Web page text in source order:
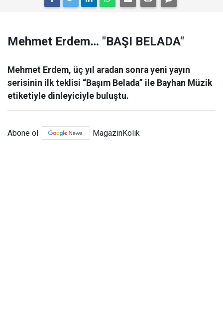
Mehmet Erdem… "BAŞI BELADA"
Mehmet Erdem, üç yıl aradan sonra yeni yayın
serisinin ilk teklisi “Başım Belada” ile Bayhan Müzik
etiketiyle dinleyiciyle buluştu.
Abone ol MagazinKolik